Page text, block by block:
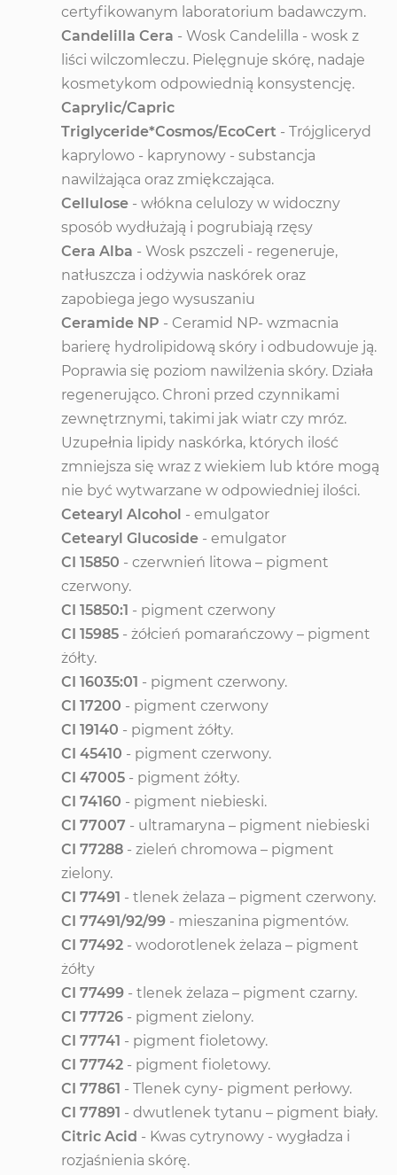
certyfikowanym laboratorium badawczym.
Candelilla Cera - Wosk Candelilla - wosk z
liści wilczomleczu. Pielęgnuje skórę, nadaje
kosmetykom odpowiednią konsystencję.
Caprylic/Capric
Triglyceride*Cosmos/EcoCert - Trójgliceryd
kaprylowo - kaprynowy - substancja
nawilżająca oraz zmiękczająca.
Cellulose - włókna celulozy w widoczny
sposób wydłużają i pogrubiają rzęsy
Cera Alba - Wosk pszczeli - regeneruje,
natłuszcza i odżywia naskórek oraz
zapobiega jego wysuszaniu
Ceramide NP - Ceramid NP- wzmacnia
barierę hydrolipidową skóry i odbudowuje ją.
Poprawia się poziom nawilżenia skóry. Działa
regenerująco. Chroni przed czynnikami
zewnętrznymi, takimi jak wiatr czy mróz.
Uzupełnia lipidy naskórka, których ilość
zmniejsza się wraz z wiekiem lub które mogą
nie być wytwarzane w odpowiedniej ilości.
Cetearyl Alcohol - emulgator
Cetearyl Glucoside - emulgator
CI 15850 - czerwnień litowa – pigment
czerwony.
CI 15850:1 - pigment czerwony
CI 15985 - żółcień pomarańczowy – pigment
żółty.
CI 16035:01 - pigment czerwony.
CI 17200 - pigment czerwony
CI 19140 - pigment żółty.
CI 45410 - pigment czerwony.
CI 47005 - pigment żółty.
CI 74160 - pigment niebieski.
CI 77007 - ultramaryna – pigment niebieski
CI 77288 - zieleń chromowa – pigment
zielony.
CI 77491 - tlenek żelaza – pigment czerwony.
CI 77491/92/99 - mieszanina pigmentów.
CI 77492 - wodorotlenek żelaza – pigment
żółty
CI 77499 - tlenek żelaza – pigment czarny.
CI 77726 - pigment zielony.
CI 77741 - pigment fioletowy.
CI 77742 - pigment fioletowy.
CI 77861 - Tlenek cyny- pigment perłowy.
CI 77891 - dwutlenek tytanu – pigment biały.
Citric Acid - Kwas cytrynowy - wygładza i
rozjaśnienia skórę.